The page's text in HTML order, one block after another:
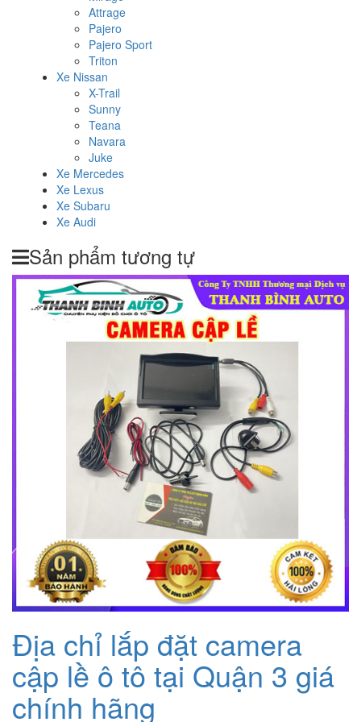
Attrage
Pajero
Pajero Sport
Triton
Xe Nissan
X-Trail
Sunny
Teana
Navara
Juke
Xe Mercedes
Xe Lexus
Xe Subaru
Xe Audi
Sản phẩm tương tự
Địa chỉ lắp đặt camera
cập lề ô tô tại Quận 3 giá
chính hãng